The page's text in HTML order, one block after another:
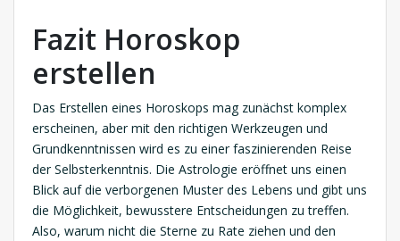
Fazit Horoskop
erstellen
Das Erstellen eines Horoskops mag zunächst komplex
erscheinen, aber mit den richtigen Werkzeugen und
Grundkenntnissen wird es zu einer faszinierenden Reise
der Selbsterkenntnis. Die Astrologie eröffnet uns einen
Blick auf die verborgenen Muster des Lebens und gibt uns
die Möglichkeit, bewusstere Entscheidungen zu treffen.
Also, warum nicht die Sterne zu Rate ziehen und den